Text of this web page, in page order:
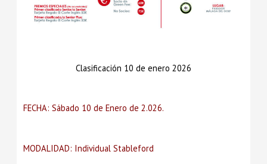
Clasificación 10 de enero 2026
FECHA: Sábado 10 de Enero de 2.026.
MODALIDAD: Individual Stableford